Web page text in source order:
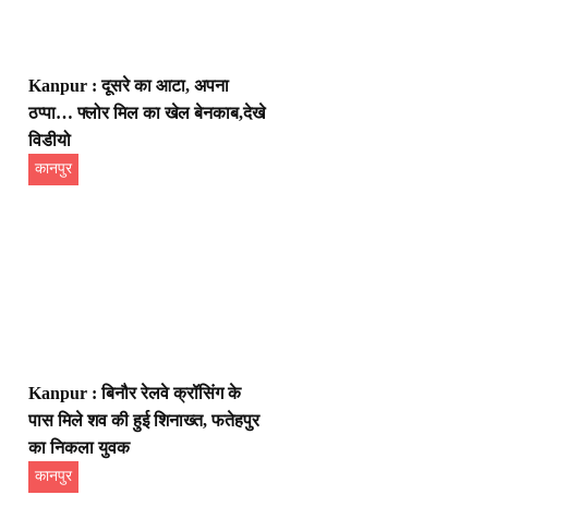
Kanpur : दूसरे का आटा, अपना
ठप्पा… फ्लोर मिल का खेल बेनकाब,देखे
विडीयो
कानपुर
Kanpur : बिनौर रेलवे क्रॉसिंग के
पास मिले शव की हुई शिनाख्त, फतेहपुर
का निकला युवक
कानपुर